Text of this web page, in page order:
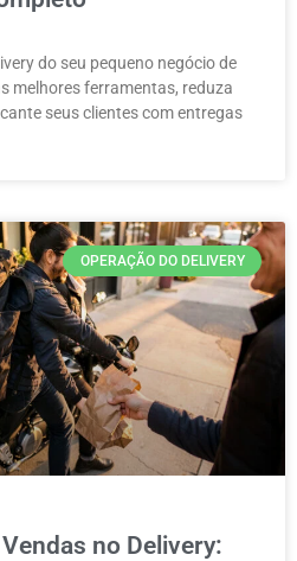
do seu pequeno negócio de
melhores ferramentas, reduza
seus clientes com entregas
OPERAÇÃO DO DELIVERY
no Delivery: